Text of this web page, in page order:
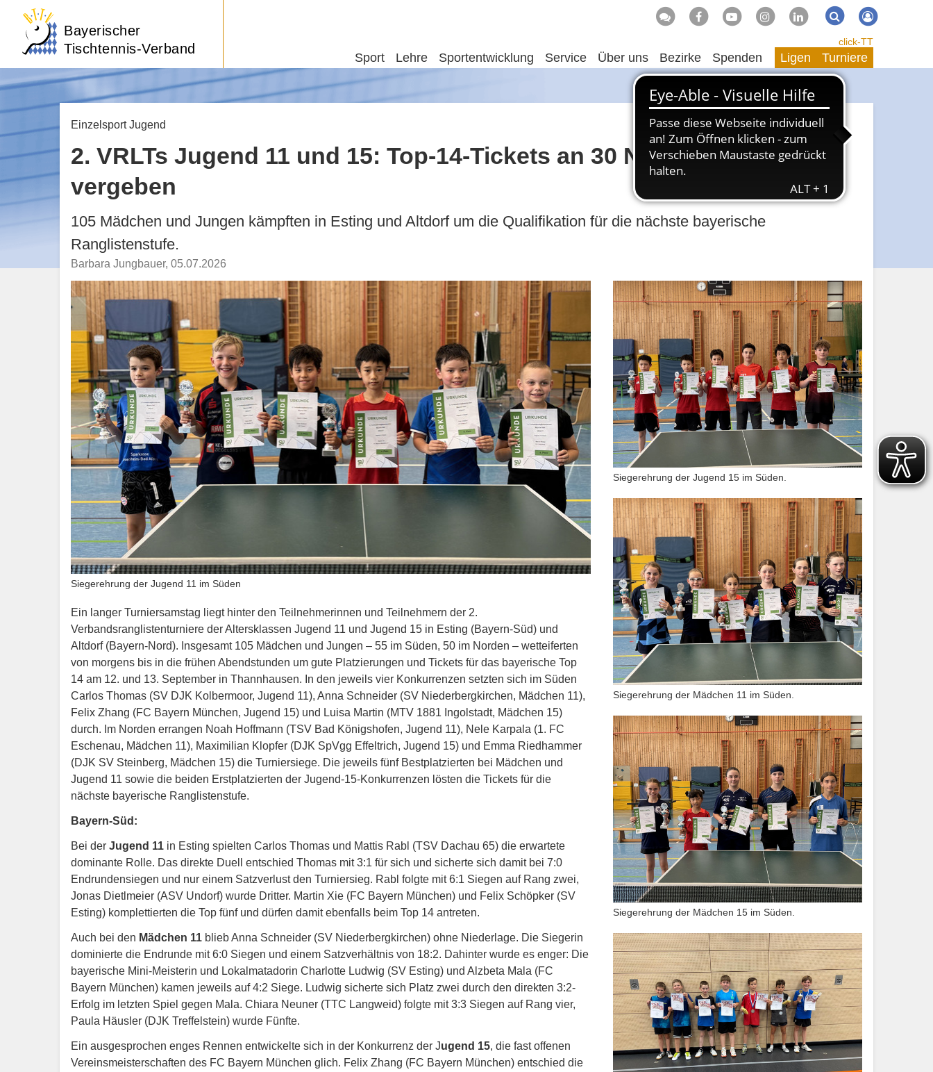
Bayerischer
Tischtennis-Verband
Suche Suchen
Sport Lehre Sportentwicklung Service Über uns Bezirke Spenden
click-TT
Ligen Turniere
Einzelsport Jugend
2. VRLTs Jugend 11 und 15: Top-14-Tickets an 30 Nachwuchstalente
vergeben
105 Mädchen und Jungen kämpften in Esting und Altdorf um die Qualifikation für die nächste bayerische
Ranglistenstufe.
Barbara Jungbauer, 05.07.2026
Siegerehrung der Jugend 11 im Süden
Ein langer Turniersamstag liegt hinter den Teilnehmerinnen und Teilnehmern der 2.
Verbandsranglistenturniere der Altersklassen Jugend 11 und Jugend 15 in Esting (Bayern-Süd) und
Altdorf (Bayern-Nord). Insgesamt 105 Mädchen und Jungen – 55 im Süden, 50 im Norden – wetteiferten
von morgens bis in die frühen Abendstunden um gute Platzierungen und Tickets für das bayerische Top
14 am 12. und 13. September in Thannhausen. In den jeweils vier Konkurrenzen setzten sich im Süden
Carlos Thomas (SV DJK Kolbermoor, Jugend 11), Anna Schneider (SV Niederbergkirchen, Mädchen 11),
Felix Zhang (FC Bayern München, Jugend 15) und Luisa Martin (MTV 1881 Ingolstadt, Mädchen 15)
durch. Im Norden errangen Noah Hoffmann (TSV Bad Königshofen, Jugend 11), Nele Karpala (1. FC
Eschenau, Mädchen 11), Maximilian Klopfer (DJK SpVgg Effeltrich, Jugend 15) und Emma Riedhammer
(DJK SV Steinberg, Mädchen 15) die Turniersiege. Die jeweils fünf Bestplatzierten bei Mädchen und
Jugend 11 sowie die beiden Erstplatzierten der Jugend-15-Konkurrenzen lösten die Tickets für die
nächste bayerische Ranglistenstufe.
Bayern-Süd:
Bei der Jugend 11 in Esting spielten Carlos Thomas und Mattis Rabl (TSV Dachau 65) die erwartete
dominante Rolle. Das direkte Duell entschied Thomas mit 3:1 für sich und sicherte sich damit bei 7:0
Endrundensiegen und nur einem Satzverlust den Turniersieg. Rabl folgte mit 6:1 Siegen auf Rang zwei,
Jonas Dietlmeier (ASV Undorf) wurde Dritter. Martin Xie (FC Bayern München) und Felix Schöpker (SV
Esting) komplettierten die Top fünf und dürfen damit ebenfalls beim Top 14 antreten.
Auch bei den Mädchen 11 blieb Anna Schneider (SV Niederbergkirchen) ohne Niederlage. Die Siegerin
dominierte die Endrunde mit 6:0 Siegen und einem Satzverhältnis von 18:2. Dahinter wurde es enger: Die
bayerische Mini-Meisterin und Lokalmatadorin Charlotte Ludwig (SV Esting) und Alzbeta Mala (FC
Bayern München) kamen jeweils auf 4:2 Siege. Ludwig sicherte sich Platz zwei durch den direkten 3:2-
Erfolg im letzten Spiel gegen Mala. Chiara Neuner (TTC Langweid) folgte mit 3:3 Siegen auf Rang vier,
Paula Häusler (DJK Treffelstein) wurde Fünfte.
Ein ausgesprochen enges Rennen entwickelte sich in der Konkurrenz der Jugend 15, die fast offenen
Vereinsmeisterschaften des FC Bayern München glich. Felix Zhang (FC Bayern München) entschied die
Siegerehrung der Jugend 15 im Süden.
Siegerehrung der Mädchen 11 im Süden.
Siegerehrung der Mädchen 15 im Süden.